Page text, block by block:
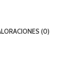
(0)